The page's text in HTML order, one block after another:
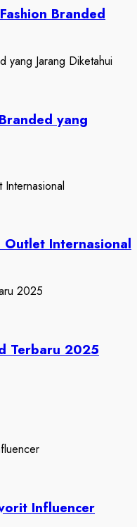
Branded
yang
Outlet Internasional
Terbaru 2025
Influencer